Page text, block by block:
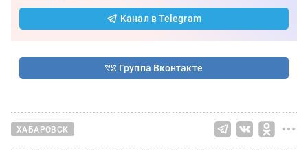
Канал в Telegram
Группа Вконтакте
ХАБАРОВСК